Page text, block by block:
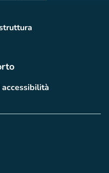
scheda)
scheda)